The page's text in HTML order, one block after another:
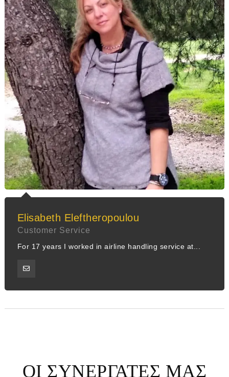
Elisabeth Eleftheropoulou
Customer Service
For 17 years I worked in airline handling service at...
ΟΙ ΣΥΝΕΡΓΆΤΕΣ ΜΑΣ